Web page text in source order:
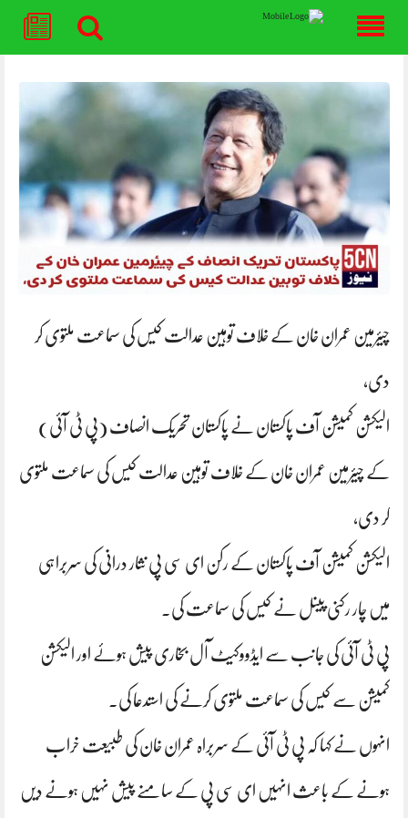
content
چیئرمین عمران خان کے خلاف توہین عدالت کیس کی سماعت ملتوی کر
دی،
الیکشن کمیشن آف پاکستان نے پاکستان تحریک انصاف (پی ٹی آئی)
کے چیئرمین عمران خان کے خلاف توہین عدالت کیس کی سماعت ملتوی
کر دی،
الیکشن کمیشن آف پاکستان کے رکن ای سی پی نثار درانی کی سربراہی
میں چار رکنی پینل نے کیس کی سماعت کی۔
پی ٹی آئی کی جانب سے ایڈووکیٹ آل بخاری پیش ہوئے اور الیکشن
کمیشن سے کیس کی سماعت ملتوی کرنے کی استدعا کی۔
انہوں نے کہا کہ پی ٹی آئی کے سربراہ عمران خان کی طبیعت خراب
ہونے کے باعث انہیں ای سی پی کے سامنے پیش نہیں ہونے دیں